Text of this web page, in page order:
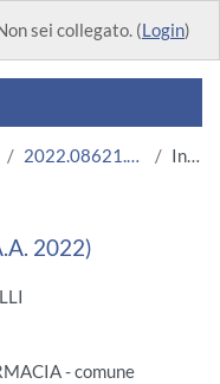
sei collegato. (Login)
2022.08621.2019.99.A004484.N0_8735 Introduzione
2022)
- comune